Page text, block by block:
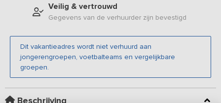
Veilig & vertrouwd
Gegevens van de verhuurder zijn bevestigd
Dit vakantieadres wordt niet verhuurd aan
jongerengroepen, voetbalteams en vergelijkbare
groepen.
Beschrijving